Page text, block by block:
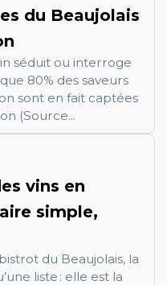
du Beaujolais
séduit ou interroge
80% des saveurs
sont en fait captées
(Source...
vins en
simple,
du Beaujolais, la
liste : elle est la